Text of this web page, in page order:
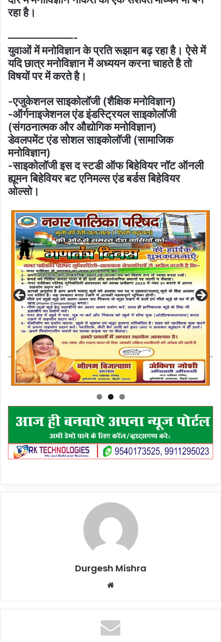
रहा है।
——————-
युवाओं में मनोविज्ञान के प्रति रूझान बढ़ रहा है। ऐसे में
यदि छात्र मनोविज्ञान में अध्ययन करना चाहते है तो
विषयों पर में करते है।
-एजुकेशनल साइकोलॉजी (शैक्षिक मनोविज्ञान)
-ऑर्गनाइजेशनल एंड इंडस्ट्रियल साइकोलॉजी
(संगठनात्मक और औद्योगिक मनोविज्ञान)
डेवलपमेंट एंड सोशल साइकोलॉजी (सामाजिक
मनोविज्ञान)
-साइकोलॉजी इस द स्टडी ऑफ बिहेवियर नॉट ऑनली
ह्यूमन बिहेवियर बट एनिमल्स एंड बर्डस बिहेवियर
ओल्सो।
Durgesh Mishra
Website